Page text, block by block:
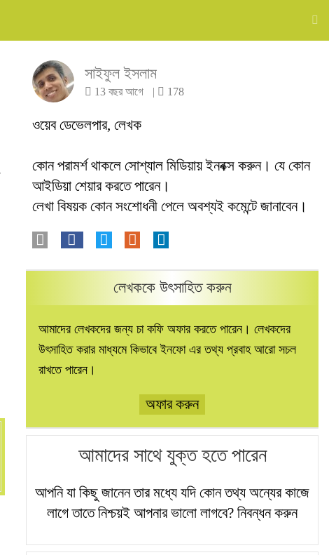
সাইফুল ইসলাম
13 বছর আগে | 178
ওয়েব ডেভেলপার, লেখক
কোন পরামর্শ থাকলে সোশ্যাল মিডিয়ায় ইনবক্স করুন। যে কোন
আইডিয়া শেয়ার করতে পারেন।
লেখা বিষয়ক কোন সংশোধনী পেলে অবশ্যই কমেন্টে জানাবেন।
লেখককে উৎসাহিত করুন
আমাদের লেখকদের জন্য চা কফি অফার করতে পারেন। লেখকদের
উৎসাহিত করার মাধ্যমে কিভাবে ইনফো এর তথ্য প্রবাহ আরো সচল
রাখতে পারেন।
অফার করুন
আমাদের সাথে যুক্ত হতে পারেন
আপনি যা কিছু জানেন তার মধ্যে যদি কোন তথ্য অন্যের কাজে
লাগে তাতে নিশ্চয়ই আপনার ভালো লাগবে? নিবন্ধন করুন